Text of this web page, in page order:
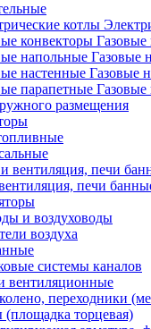
Газовые
Газовые
Газовые
Газовые
размещения
печи
и воздуховоды
воздуха
системы каналов
вентиляционные
переходники
торцевая)